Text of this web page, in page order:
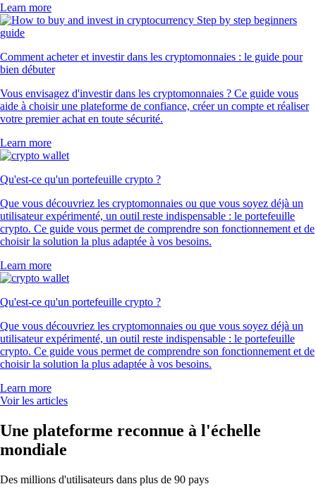
Learn more
Comment acheter et investir dans les cryptomonnaies : le guide pour
bien débuter
Vous envisagez d'investir dans les cryptomonnaies ? Ce guide vous
aide à choisir une plateforme de confiance, créer un compte et réaliser
votre premier achat en toute sécurité.
Learn more
Qu'est-ce qu'un portefeuille crypto ?
Que vous découvriez les cryptomonnaies ou que vous soyez déjà un
utilisateur expérimenté, un outil reste indispensable : le portefeuille
crypto. Ce guide vous permet de comprendre son fonctionnement et de
choisir la solution la plus adaptée à vos besoins.
Learn more
Qu'est-ce qu'un portefeuille crypto ?
Que vous découvriez les cryptomonnaies ou que vous soyez déjà un
utilisateur expérimenté, un outil reste indispensable : le portefeuille
crypto. Ce guide vous permet de comprendre son fonctionnement et de
choisir la solution la plus adaptée à vos besoins.
Learn more
Voir les articles
Une plateforme reconnue à l'échelle
mondiale
Des millions d'utilisateurs dans plus de 90 pays